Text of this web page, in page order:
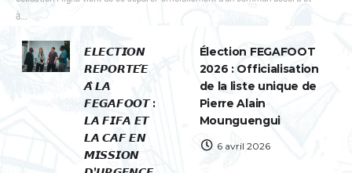
à...
𝙀𝙇𝙀𝘾𝙏𝙄𝙊𝙉
𝙍𝙀𝙋𝙊𝙍𝙏𝙀́𝙀
𝘼̀ 𝙇𝘼
𝙁𝙀𝙂𝘼𝙁𝙊𝙊𝙏 :
𝙇𝘼 𝙁𝙄𝙁𝘼 𝙀𝙏
𝙇𝘼 𝘾𝘼𝙁 𝙀𝙉
𝙈𝙄𝙎𝙎𝙄𝙊𝙉
Élection FEGAFOOT
2026 : Officialisation
de la liste unique de
Pierre Alain
Mounguengui
6 avril 2026